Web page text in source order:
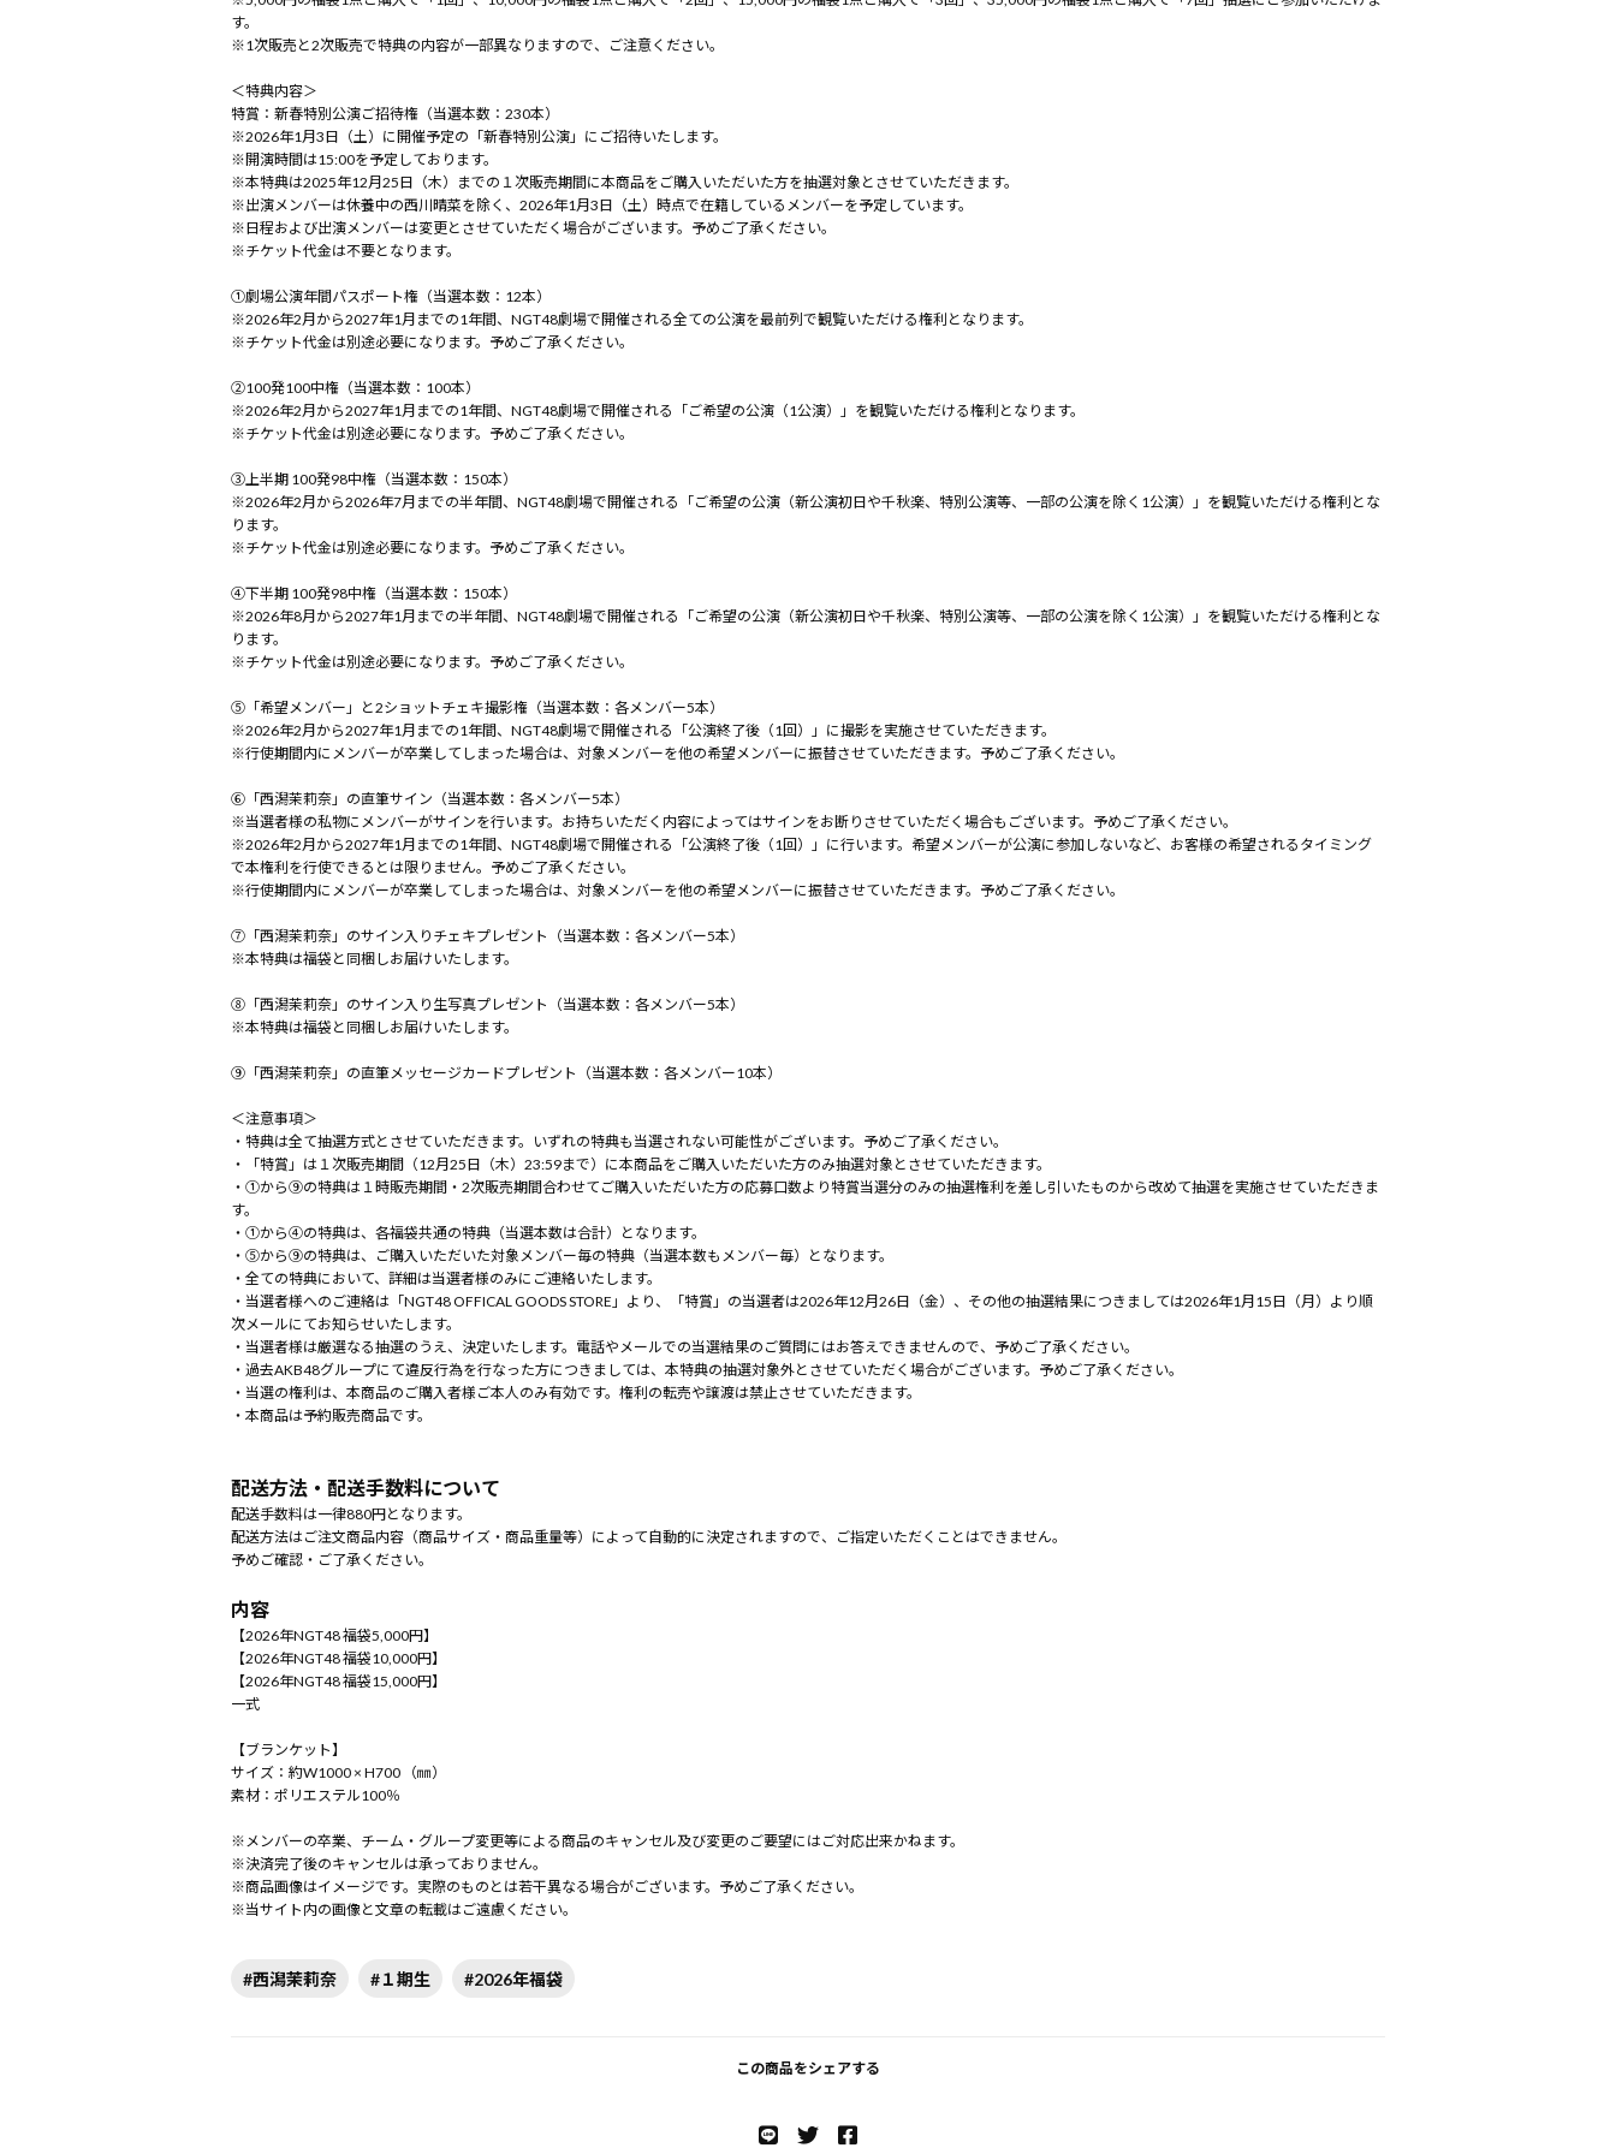
す。
※1次販売と2次販売で特典の内容が一部異なりますので、ご注意ください。
＜特典内容＞
特賞：新春特別公演ご招待権（当選本数：230本）
※2026年1月3日（土）に開催予定の「新春特別公演」にご招待いたします。
※開演時間は15:00を予定しております。
※本特典は2025年12月25日（木）までの１次販売期間に本商品をご購入いただいた方を抽選対象とさせていただきます。
※出演メンバーは休養中の西川晴菜を除く、2026年1月3日（土）時点で在籍しているメンバーを予定しています。
※日程および出演メンバーは変更とさせていただく場合がございます。予めご了承ください。
※チケット代金は不要となります。
①劇場公演年間パスポート権（当選本数：12本）
※2026年2月から2027年1月までの1年間、NGT48劇場で開催される全ての公演を最前列で観覧いただける権利となります。
※チケット代金は別途必要になります。予めご了承ください。
②100発100中権（当選本数：100本）
※2026年2月から2027年1月までの1年間、NGT48劇場で開催される「ご希望の公演（1公演）」を観覧いただける権利となります。
※チケット代金は別途必要になります。予めご了承ください。
③上半期 100発98中権（当選本数：150本）
※2026年2月から2026年7月までの半年間、NGT48劇場で開催される「ご希望の公演（新公演初日や千秋楽、特別公演等、一部の公演を除く1公演）」を観覧いただける権利とな
ります。
※チケット代金は別途必要になります。予めご了承ください。
④下半期 100発98中権（当選本数：150本）
※2026年8月から2027年1月までの半年間、NGT48劇場で開催される「ご希望の公演（新公演初日や千秋楽、特別公演等、一部の公演を除く1公演）」を観覧いただける権利とな
ります。
※チケット代金は別途必要になります。予めご了承ください。
⑤「希望メンバー」と2ショットチェキ撮影権（当選本数：各メンバー5本）
※2026年2月から2027年1月までの1年間、NGT48劇場で開催される「公演終了後（1回）」に撮影を実施させていただきます。
※行使期間内にメンバーが卒業してしまった場合は、対象メンバーを他の希望メンバーに振替させていただきます。予めご了承ください。
⑥「西潟茉莉奈」の直筆サイン（当選本数：各メンバー5本）
※当選者様の私物にメンバーがサインを行います。お持ちいただく内容によってはサインをお断りさせていただく場合もございます。予めご了承ください。
※2026年2月から2027年1月までの1年間、NGT48劇場で開催される「公演終了後（1回）」に行います。希望メンバーが公演に参加しないなど、お客様の希望されるタイミング
で本権利を行使できるとは限りません。予めご了承ください。
※行使期間内にメンバーが卒業してしまった場合は、対象メンバーを他の希望メンバーに振替させていただきます。予めご了承ください。
⑦「西潟茉莉奈」のサイン入りチェキプレゼント（当選本数：各メンバー5本）
※本特典は福袋と同梱しお届けいたします。
⑧「西潟茉莉奈」のサイン入り生写真プレゼント（当選本数：各メンバー5本）
※本特典は福袋と同梱しお届けいたします。
⑨「西潟茉莉奈」の直筆メッセージカードプレゼント（当選本数：各メンバー10本）
＜注意事項＞
・特典は全て抽選方式とさせていただきます。いずれの特典も当選されない可能性がございます。予めご了承ください。
・「特賞」は１次販売期間（12月25日（木）23:59まで）に本商品をご購入いただいた方のみ抽選対象とさせていただきます。
・①から⑨の特典は１時販売期間・2次販売期間合わせてご購入いただいた方の応募口数より特賞当選分のみの抽選権利を差し引いたものから改めて抽選を実施させていただきま
す。
・①から④の特典は、各福袋共通の特典（当選本数は合計）となります。
・⑤から⑨の特典は、ご購入いただいた対象メンバー毎の特典（当選本数もメンバー毎）となります。
・全ての特典において、詳細は当選者様のみにご連絡いたします。
・当選者様へのご連絡は「NGT48 OFFICAL GOODS STORE」より、「特賞」の当選者は2026年12月26日（金）、その他の抽選結果につきましては2026年1月15日（月）より順
次メールにてお知らせいたします。
・当選者様は厳選なる抽選のうえ、決定いたします。電話やメールでの当選結果のご質問にはお答えできませんので、予めご了承ください。
・過去AKB48グループにて違反行為を行なった方につきましては、本特典の抽選対象外とさせていただく場合がございます。予めご了承ください。
・当選の権利は、本商品のご購入者様ご本人のみ有効です。権利の転売や譲渡は禁止させていただきます。
・本商品は予約販売商品です。
配送方法・配送手数料について
配送手数料は一律880円となります。
配送方法はご注文商品内容（商品サイズ・商品重量等）によって自動的に決定されますので、ご指定いただくことはできません。
予めご確認・ご了承ください。
内容
【2026年NGT48 福袋5,000円】
【2026年NGT48 福袋10,000円】
【2026年NGT48 福袋15,000円】
一式
【ブランケット】
サイズ：約W1000 × H700 （㎜）
素材：ポリエステル100％
※メンバーの卒業、チーム・グループ変更等による商品のキャンセル及び変更のご要望にはご対応出来かねます。
※決済完了後のキャンセルは承っておりません。
※商品画像はイメージです。実際のものとは若干異なる場合がございます。予めご了承ください。
※当サイト内の画像と文章の転載はご遠慮ください。
#西潟茉莉奈 #１期生 #2026年福袋
この商品をシェアする